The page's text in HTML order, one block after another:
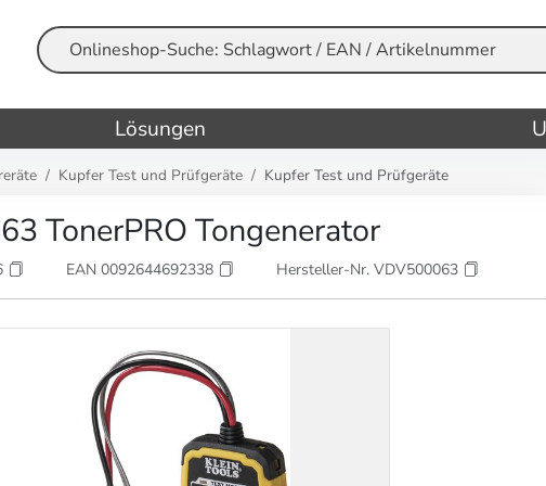
Suche
Lösungen
Kupfer Test und Prüfgeräte Kupfer Test und Prüfgeräte
TonerPRO Tongenerator
EAN 0092644692338 Hersteller-Nr. VDV500063